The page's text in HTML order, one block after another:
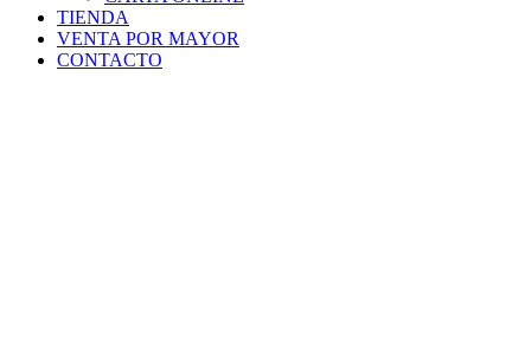
TIENDA
VENTA POR MAYOR
CONTACTO